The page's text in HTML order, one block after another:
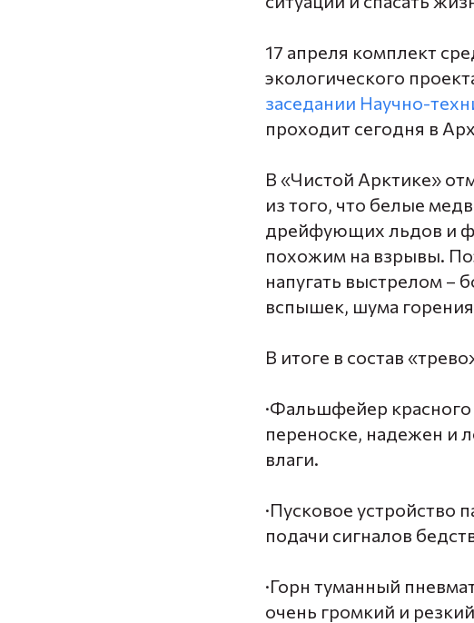
17 апреля комплект
экологического
заседании Научно-
проходит сегодня в
В «Чистой Арктике»
из того, что белые
дрейфующих льдов и
похожим на взрывы.
напугать выстрелом –
вспышек, шума
В итоге в состав
·Фальшфейер
переноске, надежен и
влаги.
·Пусковое устройство
подачи сигналов
·Горн туманный
очень громкий и